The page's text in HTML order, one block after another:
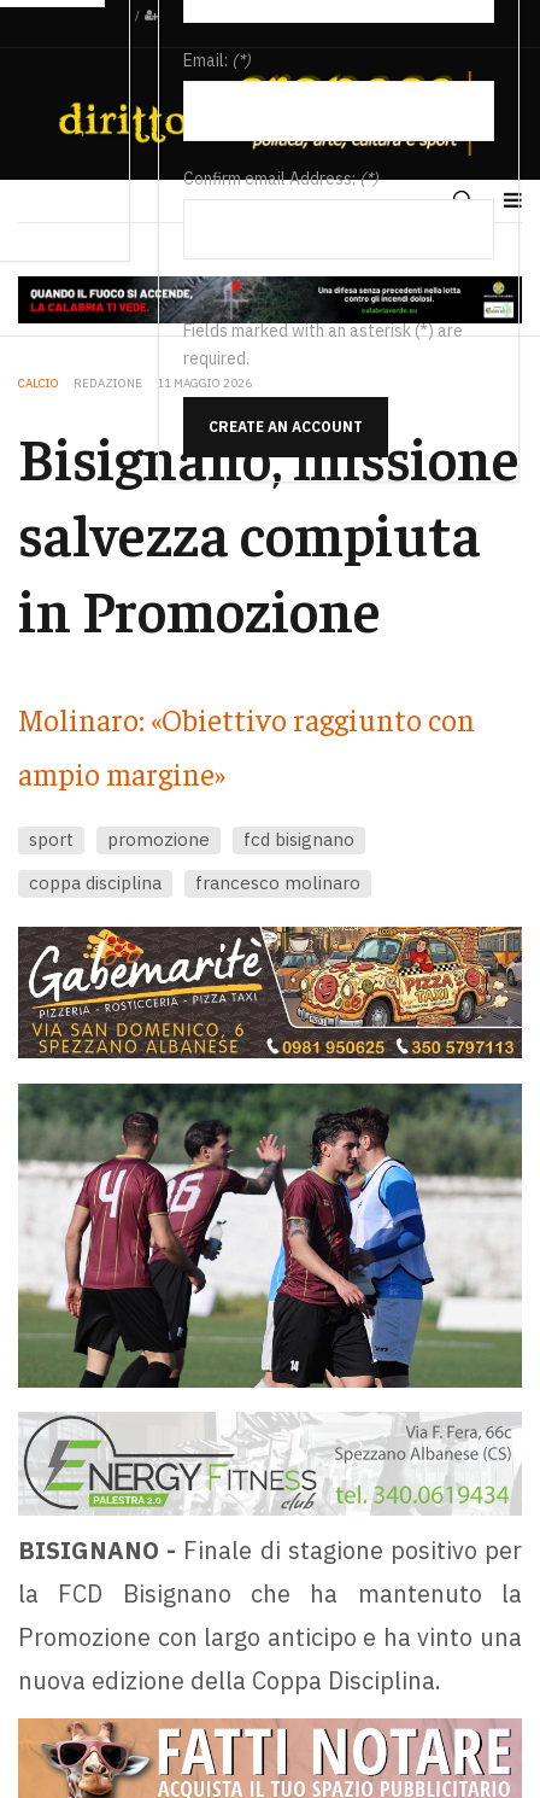
/
Email: (*)
Confirm email Address:(*)
Fields marked with an asterisk (*) are
required.
CREATE AN ACCOUNT
CALCIO REDAZIONE 11 MAGGIO 2026
Bisignano, missione
salvezza compiuta
in Promozione
Molinaro: «Obiettivo raggiunto con
ampio margine»
sport promozione
fcd bisignano
coppa disciplina
francesco molinaro
BISIGNANO - Finale di stagione positivo per
la FCD Bisignano che ha mantenuto la
Promozione con largo anticipo e ha vinto una
nuova edizione della Coppa Disciplina.